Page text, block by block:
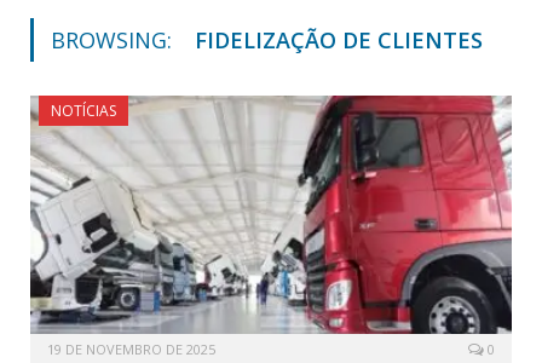
BROWSING: FIDELIZAÇÃO DE CLIENTES
NOTÍCIAS
19 DE NOVEMBRO DE 2025 0